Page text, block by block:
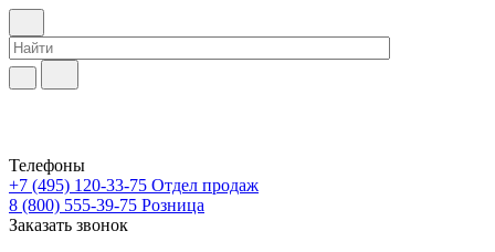
Телефоны
+7 (495) 120-33-75 Отдел продаж
8 (800) 555-39-75 Розница
Заказать звонок